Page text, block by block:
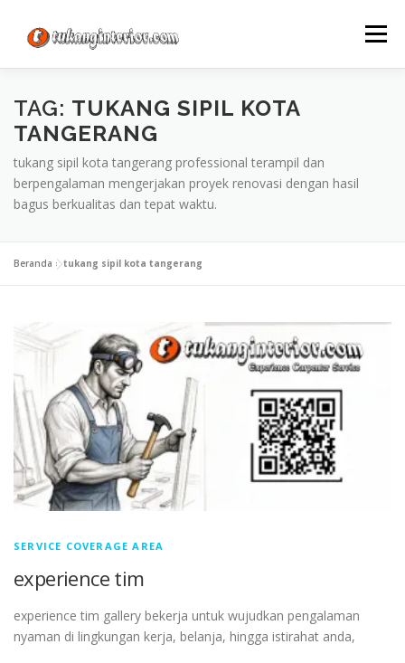
konten
Menu
TAG: TUKANG SIPIL KOTA
TANGERANG
tukang sipil kota tangerang professional terampil dan
berpengalaman mengerjakan proyek renovasi dengan hasil
bagus berkualitas dan tepat waktu.
Beranda »tukang sipil kota tangerang
SERVICE COVERAGE AREA
experience tim
experience tim gallery bekerja untuk wujudkan pengalaman
nyaman di lingkungan kerja, belanja, hingga istirahat anda,